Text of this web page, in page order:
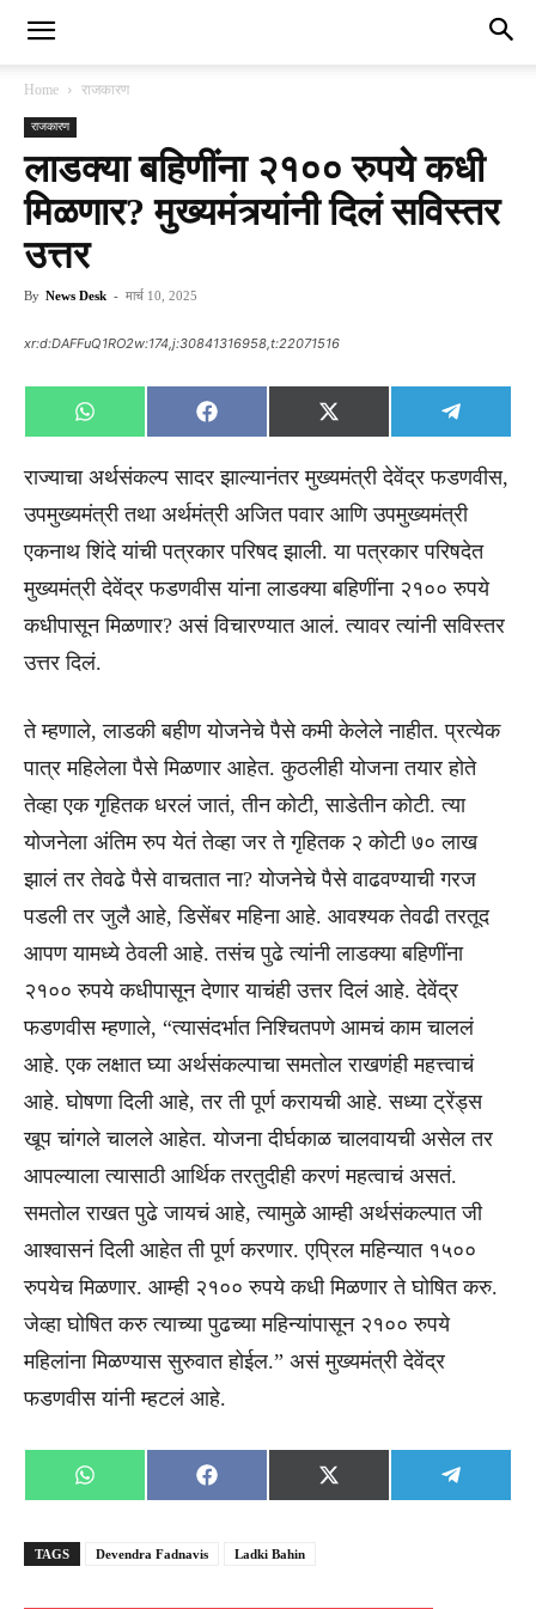
Home राजकारण
राजकारण
लाडक्या बहिणींना २१०० रुपये कधी
मिळणार? मुख्यमंत्र्यांनी दिलं सविस्तर
उत्तर
By News Desk - मार्च 10, 2025
xr:d:DAFFuQ1RO2w:174,j:30841316958,t:22071516
Share
on
WhatsApp
Share
on
Facebook
Share
on
X
(Twitter)
Share
on
राज्याचा अर्थसंकल्प सादर झाल्यानंतर मुख्यमंत्री देवेंद्र फडणवीस,
उपमुख्यमंत्री तथा अर्थमंत्री अजित पवार आणि उपमुख्यमंत्री
एकनाथ शिंदे यांची पत्रकार परिषद झाली. या पत्रकार परिषदेत
मुख्यमंत्री देवेंद्र फडणवीस यांना लाडक्या बहिणींना २१०० रुपये
कधीपासून मिळणार? असं विचारण्यात आलं. त्यावर त्यांनी सविस्तर
उत्तर दिलं.
ते म्हणाले, लाडकी बहीण योजनेचे पैसे कमी केलेले नाहीत. प्रत्येक
पात्र महिलेला पैसे मिळणार आहेत. कुठलीही योजना तयार होते
तेव्हा एक गृहितक धरलं जातं, तीन कोटी, साडेतीन कोटी. त्या
योजनेला अंतिम रुप येतं तेव्हा जर ते गृहितक २ कोटी ७० लाख
झालं तर तेवढे पैसे वाचतात ना? योजनेचे पैसे वाढवण्याची गरज
पडली तर जुलै आहे, डिसेंबर महिना आहे. आवश्यक तेवढी तरतूद
आपण यामध्ये ठेवली आहे. तसंच पुढे त्यांनी लाडक्या बहिणींना
२१०० रुपये कधीपासून देणार याचंही उत्तर दिलं आहे. देवेंद्र
फडणवीस म्हणाले, “त्यासंदर्भात निश्चितपणे आमचं काम चाललं
आहे. एक लक्षात घ्या अर्थसंकल्पाचा समतोल राखणंही महत्त्वाचं
आहे. घोषणा दिली आहे, तर ती पूर्ण करायची आहे. सध्या ट्रेंड्स
खूप चांगले चालले आहेत. योजना दीर्घकाळ चालवायची असेल तर
आपल्याला त्यासाठी आर्थिक तरतुदीही करणं महत्वाचं असतं.
समतोल राखत पुढे जायचं आहे, त्यामुळे आम्ही अर्थसंकल्पात जी
आश्वासनं दिली आहेत ती पूर्ण करणार. एप्रिल महिन्यात १५००
रुपयेच मिळणार. आम्ही २१०० रुपये कधी मिळणार ते घोषित करु.
जेव्हा घोषित करु त्याच्या पुढच्या महिन्यांपासून २१०० रुपये
महिलांना मिळण्यास सुरुवात होईल.” असं मुख्यमंत्री देवेंद्र
फडणवीस यांनी म्हटलं आहे.
Share
on
WhatsApp
Share
on
Facebook
Share
on
X
(Twitter)
Share
on
TAGS Devendra Fadnavis Ladki Bahin